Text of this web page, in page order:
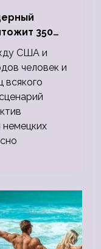
350
США и
человек и
всякого
немецких